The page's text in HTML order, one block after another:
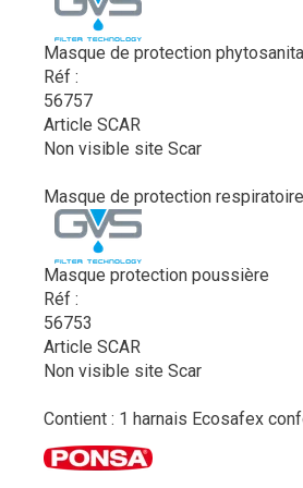
Masque de protection
Réf :
56757
Article SCAR
Non visible site Scar
Masque de protection
Masque protection poussière
Réf :
56753
Article SCAR
Non visible site Scar
Contient : 1 harnais Ecosafex